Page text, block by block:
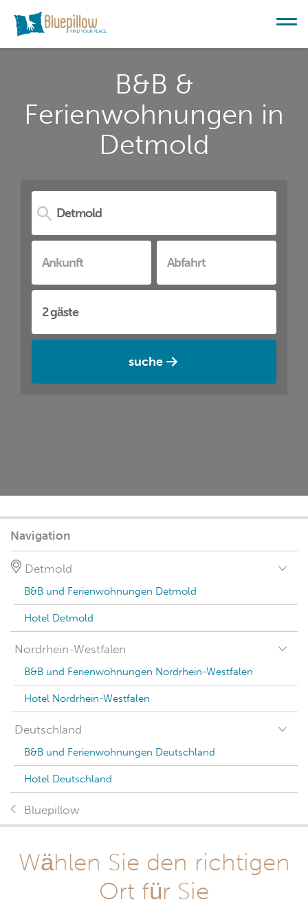
B&B &
Ferienwohnungen in
Detmold
suche
Navigation
Detmold
B&B und Ferienwohnungen Detmold
Hotel Detmold
Nordrhein-Westfalen
B&B und Ferienwohnungen Nordrhein-Westfalen
Hotel Nordrhein-Westfalen
Deutschland
B&B und Ferienwohnungen Deutschland
Hotel Deutschland
Bluepillow
Wählen Sie den richtigen
Ort für Sie